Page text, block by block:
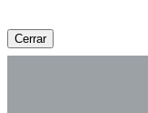
Cerrar